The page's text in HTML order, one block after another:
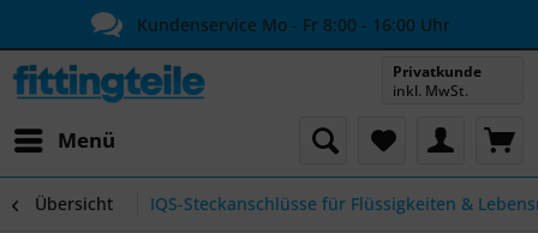
Kundenservice Mo - Fr 8:00 - 16:00 Uhr
Menü
Privatkunde
inkl. MwSt.
Übersicht IQS-Steckanschlüsse für Flüssigkeiten &